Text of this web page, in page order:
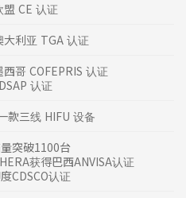
CE 认证
利亚 TGA 认证
哥 COFEPRIS 认证
认证
款三线 HIFU 设备
突破1100台
获得巴西ANVISA认证
CDSCO认证